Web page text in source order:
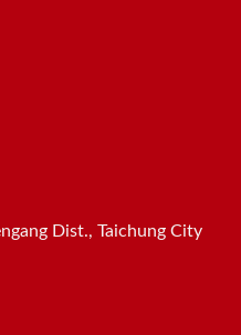
Dist., Taichung City